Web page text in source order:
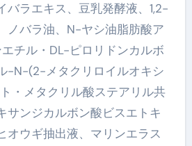
バラエキス、豆乳発酵液、1,2-
ノバラ油、N-ヤシ油脂肪酸ア
チル・DL-ピロリドンカルボ
-N-(2-メタクリロイルオキシ
・メタクリル酸ステアリル共
サンジカルボン酸ビスエトキ
オウギ抽出液、マリンエラス